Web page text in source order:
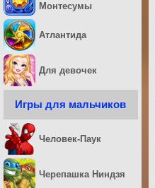
Монтесумы
Атлантида
Для девочек
Игры для мальчиков
Человек-Паук
Черепашка Ниндзя